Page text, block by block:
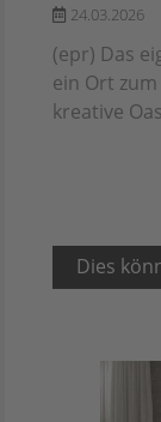
24.03.2026
(epr) Das
ein Ort
kreative
Dies